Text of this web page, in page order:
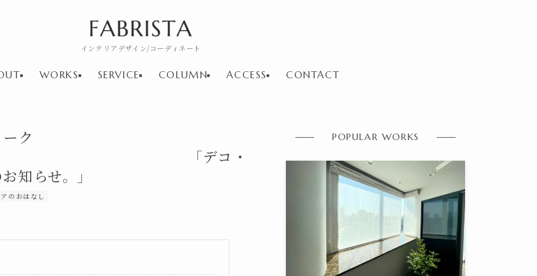
インテリアデザイン/コーディネート
WORKS SERVICE COLUMN ACCESS CONTACT
ク
デコ・
知らせ。」
のおはなし
POPULAR WORKS